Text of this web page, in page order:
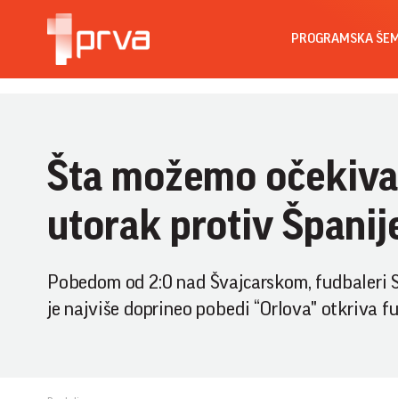
PROGRAMSKA
Šta možemo
utorak protiv
Pobedom od 2:0 nad Švajcarskom,
je najviše doprineo pobedi “Orlova" otkriva